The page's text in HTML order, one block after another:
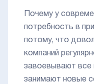
Почему у
потребность в
потому, что
компаний
завоевывают все
занимают новые